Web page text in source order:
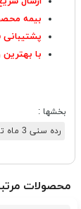
بیمه
پشتیبانی
با
بخشها :
رده سنی 3 ماه تا 5 سال
محصولات